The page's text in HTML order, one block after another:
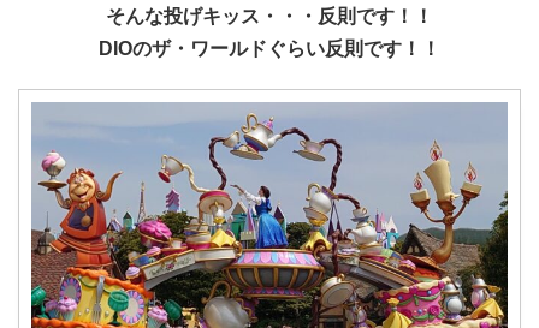
そんな投げキッス・・・反則です！！
DIOのザ・ワールドぐらい反則です！！